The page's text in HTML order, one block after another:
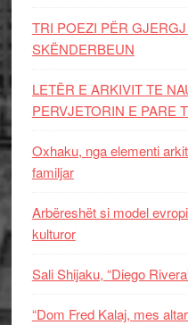
TRI POEZI PËR
SKËNDERBEUN
LETËR E ARKIVIT TE
PERVJETORIN E PARE
Oxhaku, nga elementi
familjar
Arbëreshët si model
kulturor
Sali Shijaku, “Diego
“Dom Fred Kalaj, mes